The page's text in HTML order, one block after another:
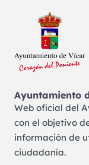
Ayuntamiento
Web oficial del
con el objetivo
información de
ciudadanía.